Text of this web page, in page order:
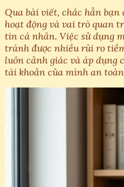
Qua bài viết, chắc hẳn bạn
hoạt động và vai trò quan
tin cá nhân. Việc sử dụng
tránh được nhiều rủi ro
luôn cảnh giác và áp dụng
tài khoản của mình an